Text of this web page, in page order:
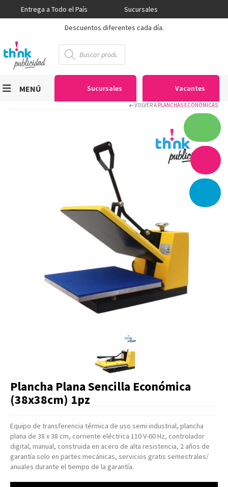
Entrega a Todo el País
Sucursales
Descuentos diferentes cada día.
Búsqueda
de
productos
Sucursales Vacantes
MENÚ
Serigrafía
Gran Formato
Textiles
Equipos
Seguridad
Artículos Varios
Catálogos
Facturación
Listas de Precios
VOLVER A PLANCHAS ECONÓMICAS
Plancha Plana Sencilla Económica
(38x38cm) 1pz
Equipo de transferencia térmica de uso semi industrial, plancha
plana de 38 x 38 cm, corriente eléctrica 110 V-60 Hz, controlador
digital, manual, construida en acero de alta resistencia, 2 años de
garantía solo en partes mecánicas, servicios gratis semestrales/
anuales durante el tiempo de la garantía.